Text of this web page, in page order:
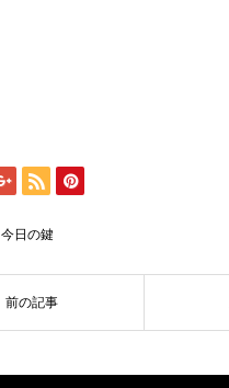
今日の鍵